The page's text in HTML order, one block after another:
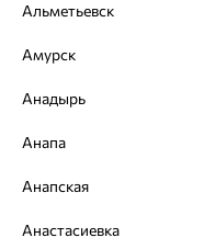
Страна происхождения:
Виды дизайна браслетов:
Бренд:
Вес металла:
Доставка и оплата
Альметьевск
Амурск
Анадырь
Анапа
Анапская
Анастасиевка